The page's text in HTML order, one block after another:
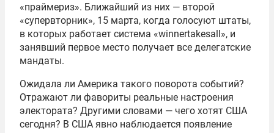
«праймериз». Ближайший из них — второй
«супервторник», 15 марта, когда голосуют штаты,
в которых работает система «winnertakesall», и
занявший первое место получает все делегатские
мандаты.
Ожидала ли Америка такого поворота событий?
Отражают ли фавориты реальные настроения
электората? Другими словами — чего хотят США
сегодня? В США явно наблюдается появление